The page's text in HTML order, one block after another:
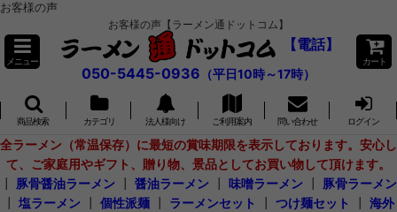
お客様の声
お客様の声【ラーメン通ドットコム】
メニュー
【電話】
050-5445-0936 （平日10時～17時）
カート
商品検索 カテゴリ 法人様向け ご利用案内 問い合わせ ログイン
全ラーメン（常温保存）に最短の賞味期限を表示しております。安心し
て、ご家庭用やギフト、贈り物、景品としてお買い物して頂けます。
豚骨醤油ラーメン 醤油ラーメン 味噌ラーメン
豚骨ラーメン
塩ラーメン 個性派麺 ラーメンセット つけ麺セット
海外